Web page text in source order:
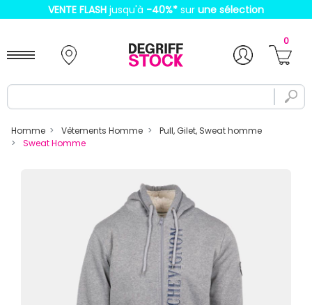
VENTE FLASH jusqu'à -40%* sur une sélection
0
Homme Vêtements Homme
Pull, Gilet, Sweat homme
Sweat Homme